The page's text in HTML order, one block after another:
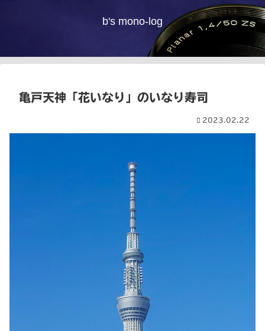
b's mono-log
亀戸天神「花いなり」のいなり寿司
2023.02.22